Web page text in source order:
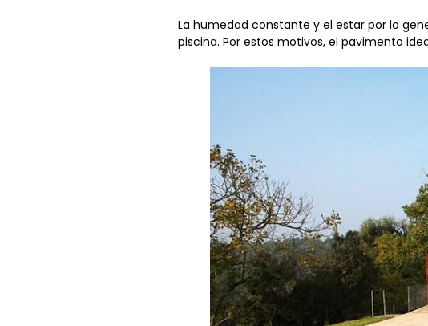
La humedad constante y el estar por lo
piscina. Por estos motivos, el pavimento